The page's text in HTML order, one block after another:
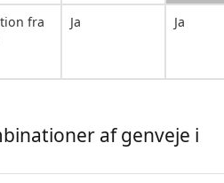
fra
Ja Ja
af genveje i